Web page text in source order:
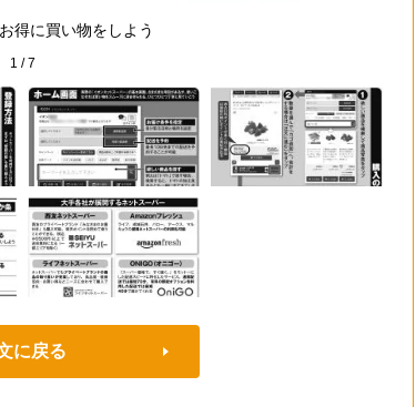
得に買い物をしよう
1 /7
に戻る